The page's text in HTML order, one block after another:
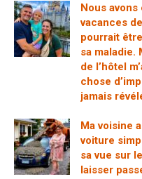
Nous
vacances
pourrait
sa maladie.
de l’hôtel
chose
jamais
Ma voisine
voiture
sa vue sur
laisser